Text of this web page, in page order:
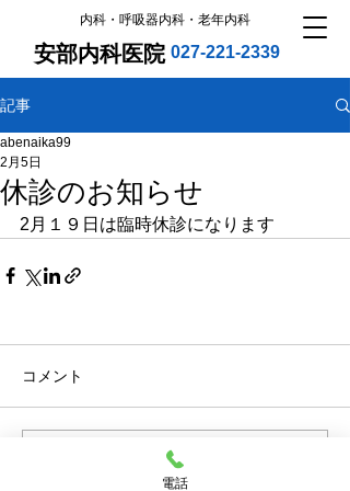
​内科・呼吸器内科・老年内科
安部内科医院 027-221-2339
記事
休診のお知らせ
abenaika99
2月5日
2月１９日は臨時休診になります
コメント
電話